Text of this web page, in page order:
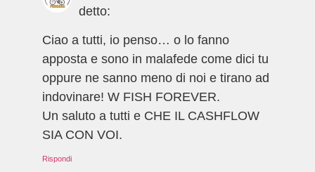
detto:
Ciao a tutti, io penso… o lo fanno
apposta e sono in malafede come dici tu
oppure ne sanno meno di noi e tirano ad
indovinare! W FISH FOREVER.
Un saluto a tutti e CHE IL CASHFLOW
SIA CON VOI.
Rispondi